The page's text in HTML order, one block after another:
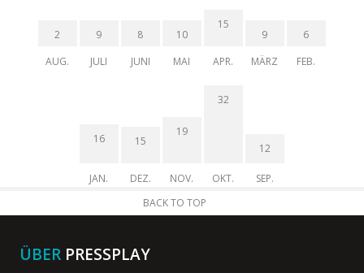
2
AUG.
9
JULI
8
JUNI
10
MAI
15
APR.
9
MÄRZ
6
FEB.
16
JAN.
15
DEZ.
19
NOV.
32
OKT.
12
SEP.
BACK TO TOP
ÜBER PRESSPLAY